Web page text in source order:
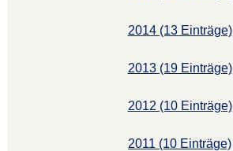
2014 (13 Einträge)
2013 (19 Einträge)
2012 (10 Einträge)
2011 (10 Einträge)